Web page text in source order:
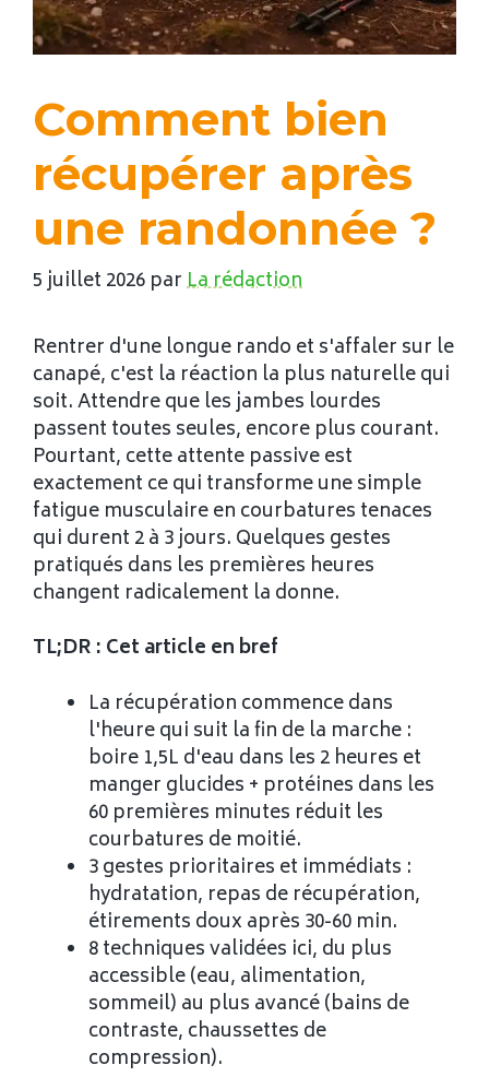
Comment bien
récupérer après
une randonnée ?
5 juillet 2026 parLa rédaction
Rentrer d'une longue rando et s'affaler sur le
canapé, c'est la réaction la plus naturelle qui
soit. Attendre que les jambes lourdes
passent toutes seules, encore plus courant.
Pourtant, cette attente passive est
exactement ce qui transforme une simple
fatigue musculaire en courbatures tenaces
qui durent 2 à 3 jours. Quelques gestes
pratiqués dans les premières heures
changent radicalement la donne.
TL;DR : Cet article en bref
La récupération commence dans
l'heure qui suit la fin de la marche :
boire 1,5L d'eau dans les 2 heures et
manger glucides + protéines dans les
60 premières minutes réduit les
courbatures de moitié.
3 gestes prioritaires et immédiats :
hydratation, repas de récupération,
étirements doux après 30-60 min.
8 techniques validées ici, du plus
accessible (eau, alimentation,
sommeil) au plus avancé (bains de
contraste, chaussettes de
compression).